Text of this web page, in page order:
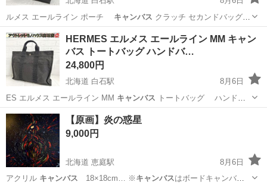
キャンバス クラッチ セカンドバッグ
バニティ…
北海道 札幌市
HERMES エルメス エールライン MM キャン
バス トートバッグ ハンドバ…
24,800円
北海道 白石駅
8月6日
ES エルメス エールライン MM キャンバス トートバッグ ハンドバ
ッグ 鞄…
北海道 札幌市 白石駅 バッグ
【原画】炎の惑星
9,000円
北海道 恵庭駅
8月6日
アクリル キャンバス 18×18cm… ※ キャンバスはボードキャンバ…